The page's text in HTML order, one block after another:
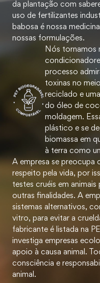
da plantação com
uso de fertilizantes
babosa é nossa
nossas formulações.
Nós tornamos
processo
toxinas no
reciclado e
do óleo de
moldagem.
plástico e se
biomassa em
à terra como
A empresa se preocupa
respeito pela vida, por
testes cruéis em
outras finalidades. A
sistemas alternativos,
vitro, para evitar a
fabricante é listada na
investiga empresas
apoio à causa animal.
consciência e
animal.